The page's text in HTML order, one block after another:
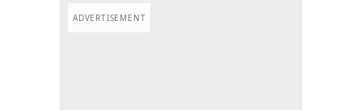
ADVERTISEMENT